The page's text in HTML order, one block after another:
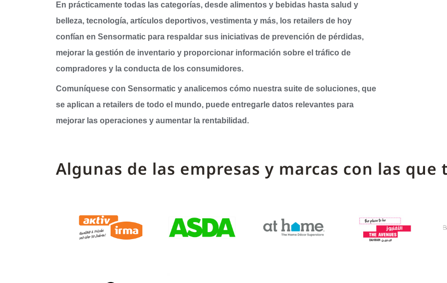
En prácticamente todas las categorías, desde alimentos y bebidas hasta salud y
belleza, tecnología, artículos deportivos, vestimenta y más, los retailers de hoy
confían en Sensormatic para respaldar sus iniciativas de prevención de pérdidas,
mejorar la gestión de inventario y proporcionar información sobre el tráfico de
compradores y la conducta de los consumidores.
Comuníquese con Sensormatic y analicemos cómo nuestra suite de soluciones, que
se aplican a retailers de todo el mundo, puede entregarle datos relevantes para
mejorar las operaciones y aumentar la rentabilidad.
Algunas de las empresas y marcas con las que